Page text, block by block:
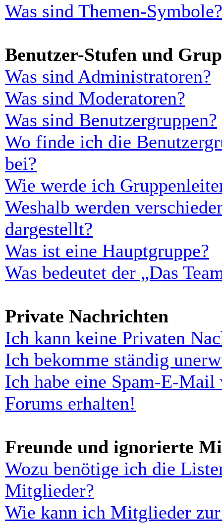
Was sind Themen-Symbole?
Benutzer-Stufen und
Was sind Administratoren?
Was sind Moderatoren?
Was sind Benutzergruppen?
Wo finde ich die
bei?
Wie werde ich
Weshalb werden
dargestellt?
Was ist eine Hauptgruppe?
Was bedeutet der „Das
Private Nachrichten
Ich kann keine Privaten
Ich bekomme ständig
Ich habe eine Spam-E-
Forums erhalten!
Freunde und ignorierte
Wozu benötige ich die
Mitglieder?
Wie kann ich Mitglieder